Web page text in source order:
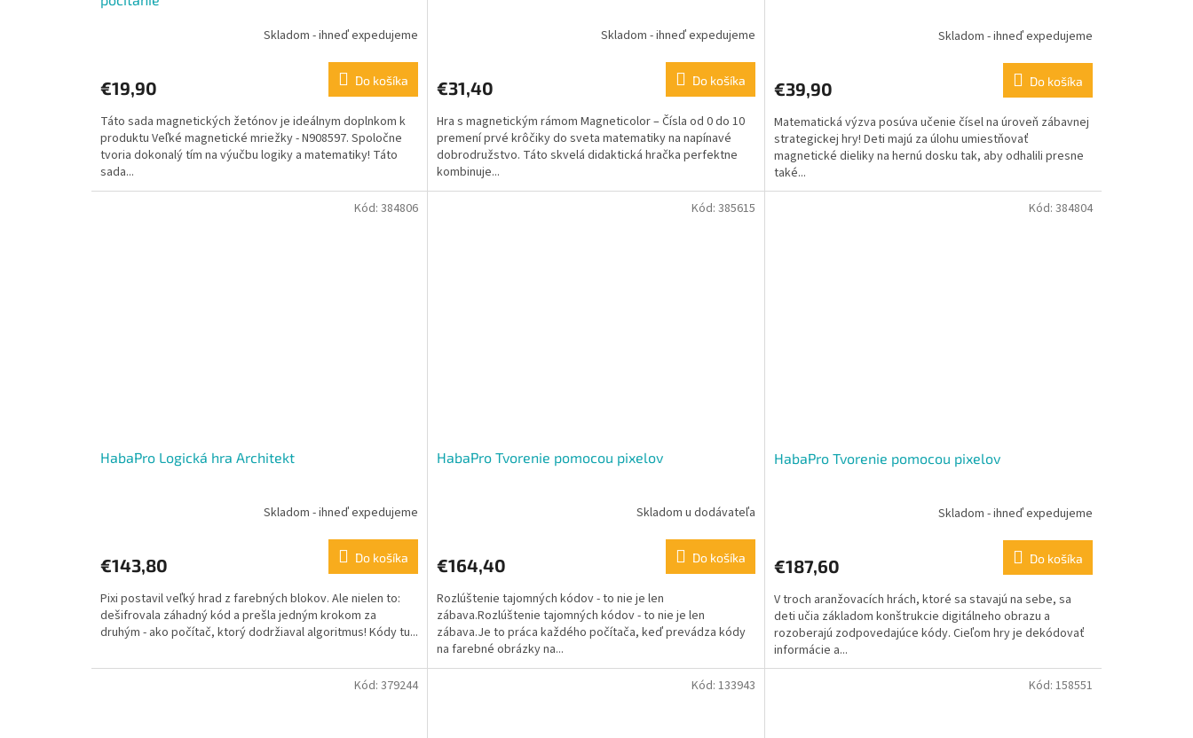
Skladom - ihneď expedujeme
€19,90 Do košíka
Táto sada magnetických žetónov je ideálnym doplnkom k
produktu Veľké magnetické mriežky - N908597. Spoločne
tvoria dokonalý tím na výučbu logiky a matematiky! Táto
sada...
Skladom - ihneď expedujeme
€31,40 Do košíka
Hra s magnetickým rámom Magneticolor – Čísla od 0 do 10
premení prvé krôčiky do sveta matematiky na napínavé
dobrodružstvo. Táto skvelá didaktická hračka perfektne
kombinuje...
Skladom - ihneď expedujeme
€39,90 Do košíka
Matematická výzva posúva učenie čísel na úroveň zábavnej
strategickej hry! Deti majú za úlohu umiestňovať
magnetické dieliky na hernú dosku tak, aby odhalili presne
také...
HabaPro Logická hra Architekt
Skladom - ihneď expedujeme
€143,80 Do košíka
Pixi postavil veľký hrad z farebných blokov. Ale nielen to:
dešifrovala záhadný kód a prešla jedným krokom za
druhým - ako počítač, ktorý dodržiaval algoritmus! Kódy tu...
Kód:384806
HabaPro Tvorenie pomocou pixelov
Skladom u dodávateľa
€164,40 Do košíka
Rozlúštenie tajomných kódov - to nie je len
zábava.Rozlúštenie tajomných kódov - to nie je len
zábava.Je to práca každého počítača, keď prevádza kódy
na farebné obrázky na...
Kód: 385615
HabaPro Tvorenie pomocou pixelov
Skladom - ihneď expedujeme
€187,60 Do košíka
V troch aranžovacích hrách, ktoré sa stavajú na sebe, sa
deti učia základom konštrukcie digitálneho obrazu a
rozoberajú zodpovedajúce kódy. Cieľom hry je dekódovať
informácie a...
Kód: 384804
Kód:379244 Kód: 133943 Kód: 158551